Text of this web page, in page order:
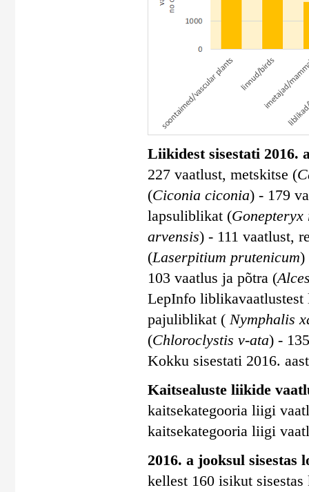
Liikidest sisestati 2016.
227 vaatlust, metskitse (
(Ciconia ciconia) - 179
lapsuliblikat (Gonepteryx
arvensis) - 111 vaatlust,
(Laserpitium prutenicum)
103 vaatlus ja põtra (
LepInfo liblikavaatlustest
pajuliblikat (Nymphalis
(Chloroclystis v-ata) -
Kokku sisestati 2016.
Kaitsealuste liikide
kaitsekategooria liigi
kaitsekategooria liigi
2016. a jooksul sisestas
kellest 160 isikut